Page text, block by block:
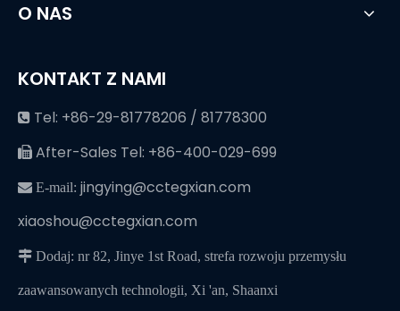
O NAS
KONTAKT Z NAMI
 Tel: +86-29-81778206 / 81778300
 After-Sales Tel: +86-400-029-699
 E-mail: jingying@cctegxian.com
xiaoshou@cctegxian.com
 Dodaj: nr 82, Jinye 1st Road, strefa rozwoju przemysłu
zaawansowanych technologii, Xi 'an, Shaanxi